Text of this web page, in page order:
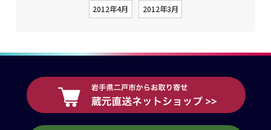
2012年4月 2012年3月